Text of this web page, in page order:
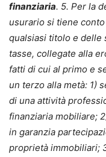
finanziaria. 5. Per la
usurario si tiene
qualsiasi titolo e delle
tasse, collegate alla
fatti di cui al primo e
un terzo alla metà: 1)
di una attività
finanziaria mobiliare;
in garanzia
proprietà immobiliari;